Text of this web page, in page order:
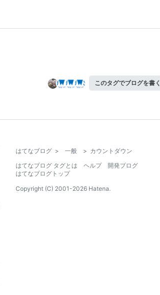
このタグでブログを書く
はてなブログ > 一般 > カウントダウン
はてなブログ タグとは
ヘルプ
開発ブログ
はてなブログトップ
Copyright (C) 2001-2026 Hatena.